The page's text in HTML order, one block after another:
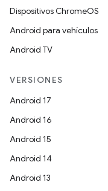
Dispositivos ChromeOS
Android para vehículos
Android TV
VERSIONES
Android 17
Android 16
Android 15
Android 14
Android 13